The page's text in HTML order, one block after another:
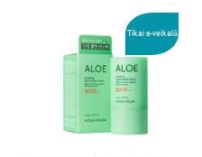
Tikai e-veikalā